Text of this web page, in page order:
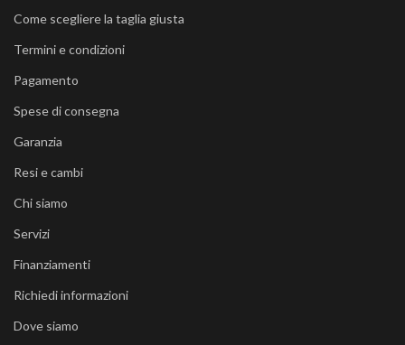
Come scegliere la taglia giusta
Termini e condizioni
Pagamento
Spese di consegna
Garanzia
Resi e cambi
Chi siamo
Servizi
Finanziamenti
Richiedi informazioni
Dove siamo